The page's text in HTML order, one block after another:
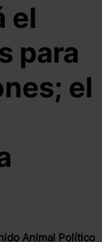
el
para
el
Animal Político